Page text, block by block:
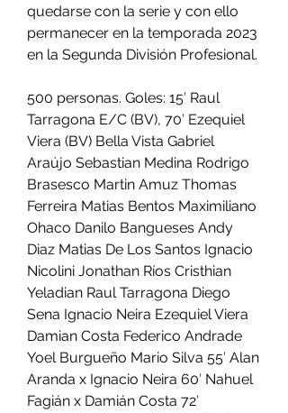
quedarse con la serie y con ello
permanecer en la temporada 2023
en la Segunda División Profesional.
500 personas. Goles: 15′ Raul
Tarragona E/C (BV), 70′ Ezequiel
Viera (BV) Bella Vista Gabriel
Araújo Sebastian Medina Rodrigo
Brasesco Martin Amuz Thomas
Ferreira Matias Bentos Maximiliano
Ohaco Danilo Bangueses Andy
Diaz Matias De Los Santos Ignacio
Nicolini Jonathan Ríos Cristhian
Yeladian Raul Tarragona Diego
Sena Ignacio Neira Ezequiel Viera
Damian Costa Federico Andrade
Yoel Burgueño Mario Silva 55′ Alan
Aranda x Ignacio Neira 60′ Nahuel
Fagián x Damián Costa 72′